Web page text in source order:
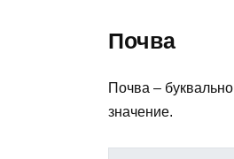
Почва
Почва –
значение.